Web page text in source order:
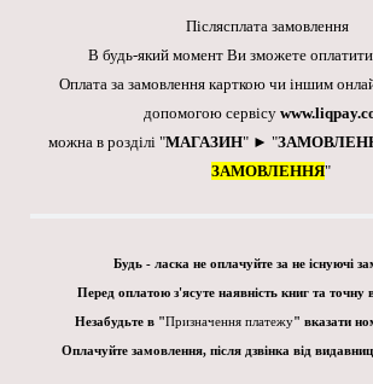
Післясплата замовлення
В будь-який момент Ви зможете
Оплата за замовлення карткою чи іншим
допомогою сервісу
можна в розділі "МАГАЗИН" ► "
ЗАМОВЛЕННЯ"
Будь - ласка не оплачуйте за не існуючі
Перед оплатою з'ясуте наявність книг та точну
Незабудьте в "Призначення платежу" вказати
Оплачуйте замовлення, після дзвінка від